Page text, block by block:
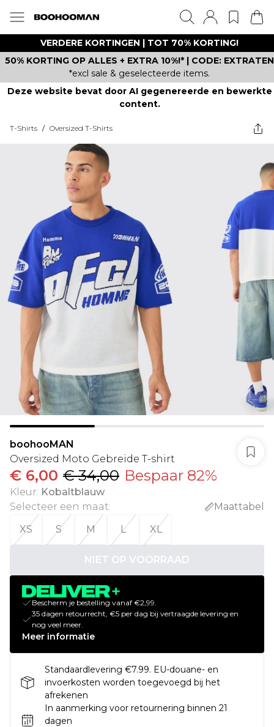
VERDERE KORTINGEN | TOT 70% KORTING!
50% KORTING OP ALLES + EXTRA 10%!* | CODE: EXTRATEN
*excl sale & geselecteerde items.
Deze website bevat door AI gegenereerde en bewerkte
content.
T-Shirts / Oversized T-Shirts
boohooMAN
Oversized Moto Gebreide T-shirt
€ 6,00 € 34,00 Bespaar 82%
Kleur: Kobaltblauw
Selecteer een maat:
Maattabel
XS
S M L XL
NIET OP VOORRAAD
Bescherm je bestelling vanaf €2,99.
35 dagen retourrecht, €5 per dag bij vertraagde levering en
nog veel meer.
Meer informatie
Standaardlevering €7.99. EU-douane- en
invoerkosten worden toegevoegd bij het
afrekenen
In aanmerking voor retournering binnen 21
dagen